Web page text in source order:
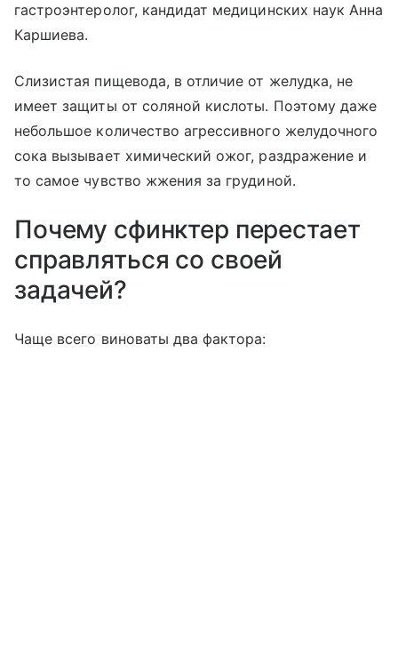
гастроэнтеролог, кандидат медицинских наук Анна
Каршиева.
Слизистая пищевода, в отличие от желудка, не
имеет защиты от соляной кислоты. Поэтому даже
небольшое количество агрессивного желудочного
сока вызывает химический ожог, раздражение и
то самое чувство жжения за грудиной.
Почему сфинктер перестает
справляться со своей
задачей?
Чаще всего виноваты два фактора: